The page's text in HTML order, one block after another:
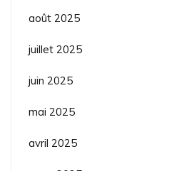
août 2025
juillet 2025
juin 2025
mai 2025
avril 2025